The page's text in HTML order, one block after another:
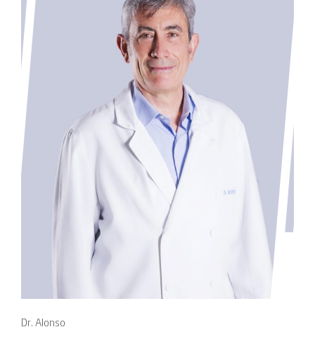
Dr. Alonso